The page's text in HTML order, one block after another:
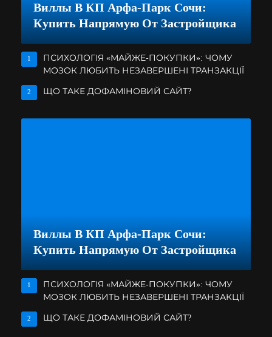
Виллы В КП Арфа-Парк Сочи:
Купить Напрямую От Застройщика
1
ПСИХОЛОГІЯ «МАЙЖЕ-ПОКУПКИ»: ЧОМУ
МОЗОК ЛЮБИТЬ НЕЗАВЕРШЕНІ ТРАНЗАКЦІЇ
2 ЩО ТАКЕ ДОФАМІНОВИЙ САЙТ?
Виллы В КП Арфа-Парк Сочи:
Купить Напрямую От Застройщика
1
ПСИХОЛОГІЯ «МАЙЖЕ-ПОКУПКИ»: ЧОМУ
МОЗОК ЛЮБИТЬ НЕЗАВЕРШЕНІ ТРАНЗАКЦІЇ
2 ЩО ТАКЕ ДОФАМІНОВИЙ САЙТ?